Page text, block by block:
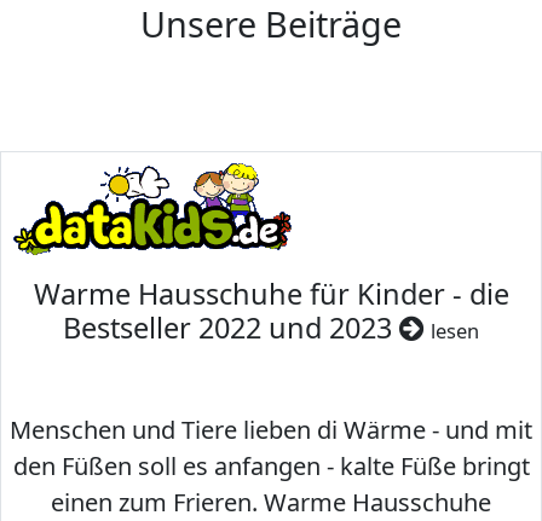
Unsere Beiträge
Warme Hausschuhe für Kinder - die
Bestseller 2022 und 2023
lesen
Menschen und Tiere lieben di Wärme - und mit
den Füßen soll es anfangen - kalte Füße bringt
einen zum Frieren. Warme Hausschuhe